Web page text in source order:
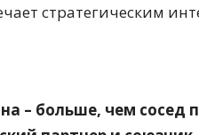
стратегическим
– больше, чем сосед